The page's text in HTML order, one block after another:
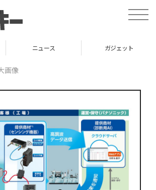
toggle
ニュース ガジェット
画像